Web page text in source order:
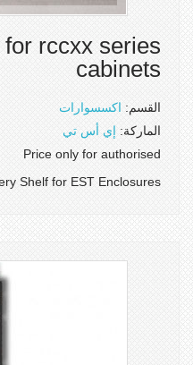
rccxx series
cabinets
القسم: اكسسوارات
الماركة: إي أس تي
Price only for authorised
Shelf for EST Enclosures